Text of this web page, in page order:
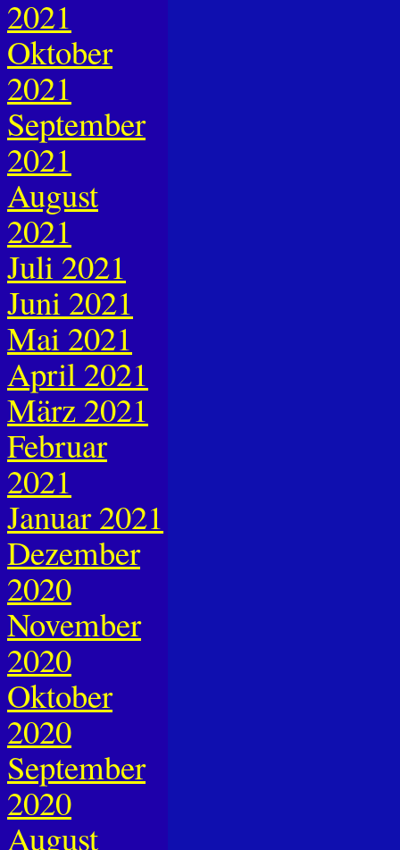
2021
Oktober
2021
September
2021
August
2021
Juli 2021
Juni 2021
Mai 2021
April 2021
März 2021
Februar
2021
Januar 2021
Dezember
2020
November
2020
Oktober
2020
September
2020
August